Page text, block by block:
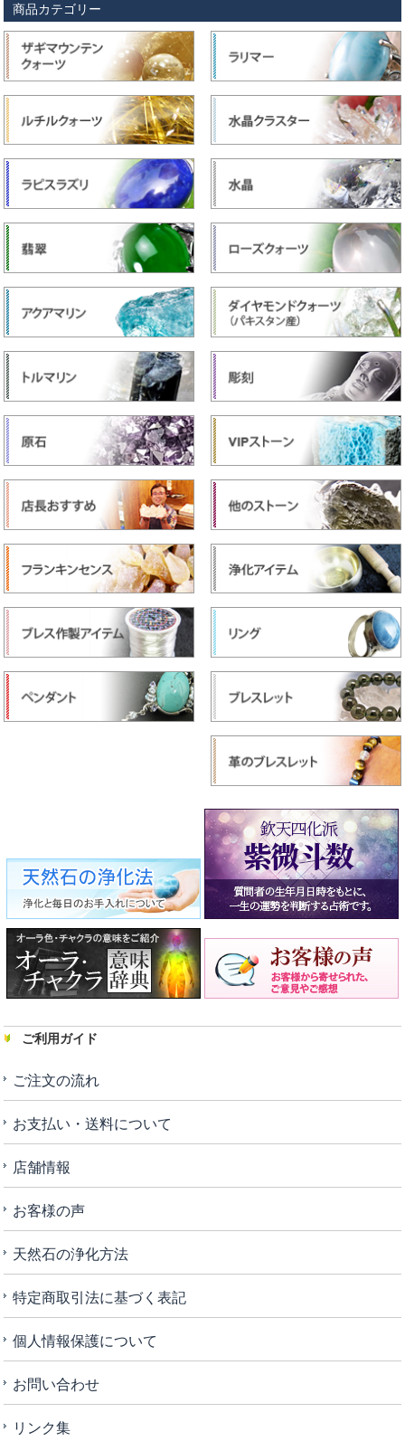
商品カテゴリー
ご利用ガイド
ご注文の流れ
お支払い・送料について
店舗情報
お客様の声
天然石の浄化方法
特定商取引法に基づく表記
個人情報保護について
お問い合わせ
リンク集